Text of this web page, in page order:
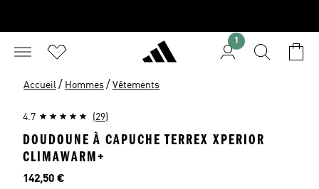
1
Accueil / Hommes / Vêtements
4.7 (29)
DOUDOUNE À CAPUCHE TERREX XPERIOR
CLIMAWARM+
Prix actuel
142,50 €